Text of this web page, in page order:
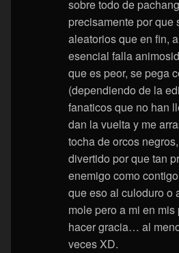
sobre todo de
precisamente por que
aleatorios que en fin,
esencial falla
que es peor, se pega
(dependiendo de la
fanaticos que no han
dan la vuelta y me
tocha de orcos
divertido por que tan
enemigo como
que eso al culoduro o
mole pero a mi en
hacer gracia… al
veces XD.